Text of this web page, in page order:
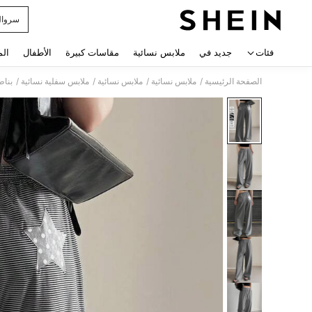
فئات جديد في ملابس نسائية مقاسات كبيرة الأطفال
الصفحة الرئيسية / ملابس نسائية / ملابس نسائية / ملابس سفلية نسائية /